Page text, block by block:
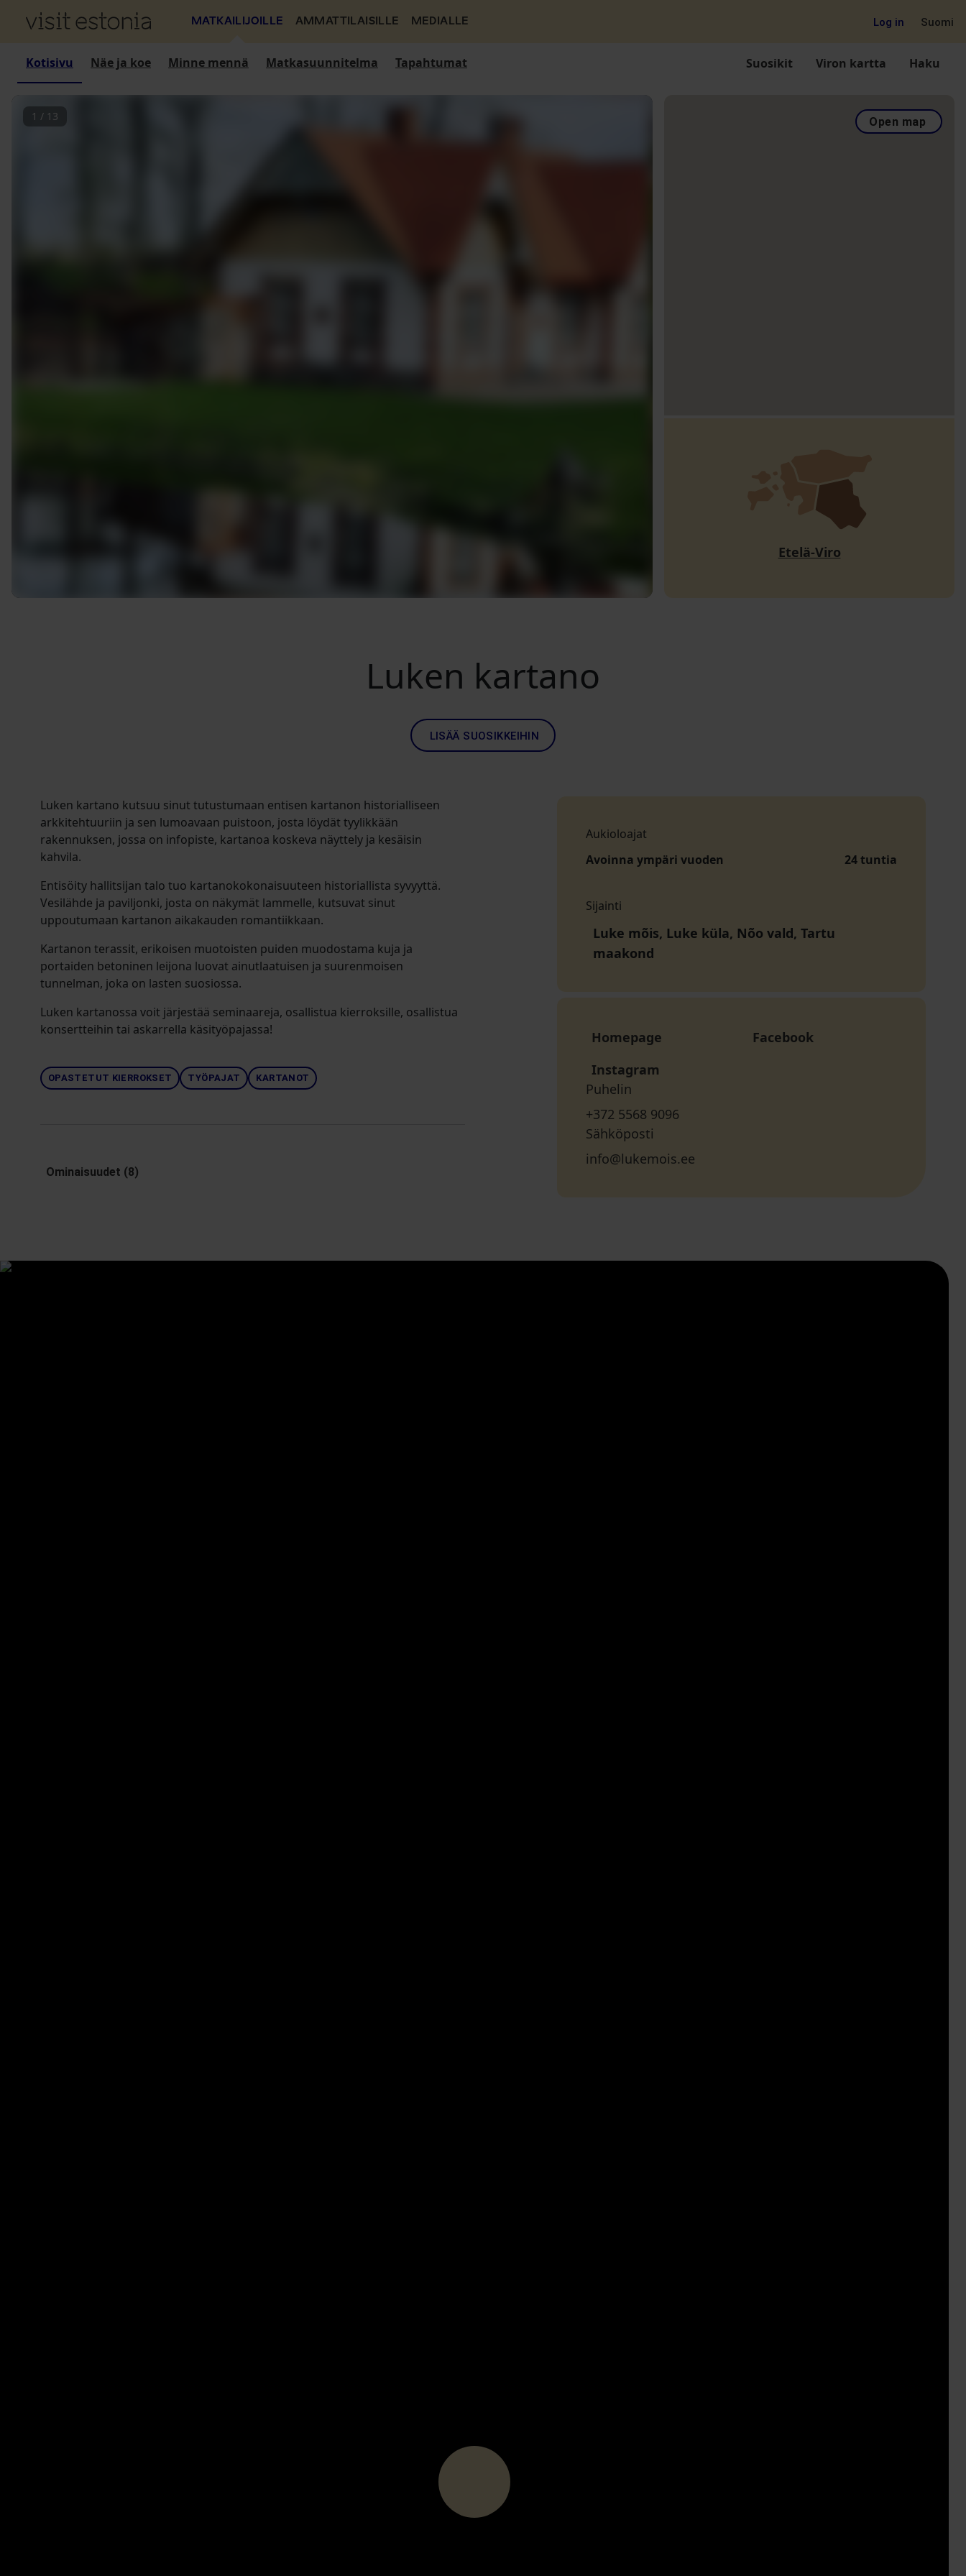
MATKAILIJOILLE AMMATTILAISILLE MEDIALLE Log in Suomi
Kotisivu Näe ja koe Minne mennä Matkasuunnitelma Tapahtumat Suosikit Viron kartta Haku
1 / 13 Open map
Etelä-Viro
Luken kartano
LISÄÄ SUOSIKKEIHIN
Luken kartano kutsuu sinut tutustumaan entisen kartanon historialliseen
arkkitehtuuriin ja sen lumoavaan puistoon, josta löydät tyylikkään
rakennuksen, jossa on infopiste, kartanoa koskeva näyttely ja kesäisin
kahvila.
Entisöity hallitsijan talo tuo kartanokokonaisuuteen historiallista syvyyttä.
Vesilähde ja paviljonki, josta on näkymät lammelle, kutsuvat sinut
uppoutumaan kartanon aikakauden romantiikkaan.
Kartanon terassit, erikoisen muotoisten puiden muodostama kuja ja
portaiden betoninen leijona luovat ainutlaatuisen ja suurenmoisen
tunnelman, joka on lasten suosiossa.
Luken kartanossa voit järjestää seminaareja, osallistua kierroksille, osallistua
konsertteihin tai askarrella käsityöpajassa!
OPASTETUT KIERROKSET TYÖPAJAT KARTANOT
Ominaisuudet (8)
Aukioloajat
Avoinna ympäri vuoden
24 tuntia
Sijainti
Luke mõis, Luke küla, Nõo vald, Tartu
maakond
Homepage
Facebook
Instagram
Puhelin
+372 5568 9096
Sähköposti
info@lukemois.ee